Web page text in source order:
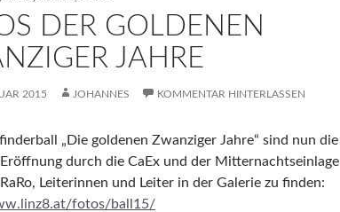
DER GOLDENEN
JAHRE
2015 JOHANNES KOMMENTAR HINTERLASSEN
„Die goldenen Zwanziger Jahre“ sind nun die
durch die CaEx und der Mitternachtseinlage
Leiterinnen und Leiter in der Galerie zu finden:
fotos/ball15/